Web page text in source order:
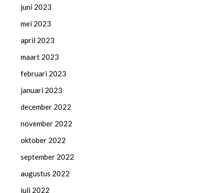
juni 2023
mei 2023
april 2023
maart 2023
februari 2023
januari 2023
december 2022
november 2022
oktober 2022
september 2022
augustus 2022
juli 2022